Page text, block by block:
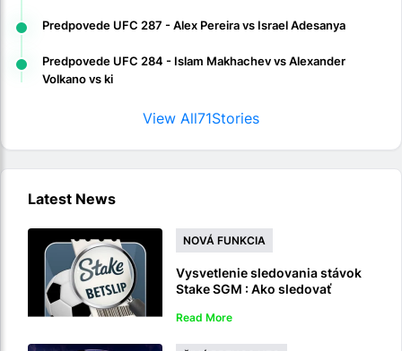
Predpovede UFC 287 - Alex Pereira vs Israel Adesanya
Predpovede UFC 284 - Islam Makhachev vs Alexander
Volkano vs ki
View All71Stories
Latest News
NOVÁ FUNKCIA
Vysvetlenie sledovania stávok
Stake SGM : Ako sledovať
hru naživo
Read More